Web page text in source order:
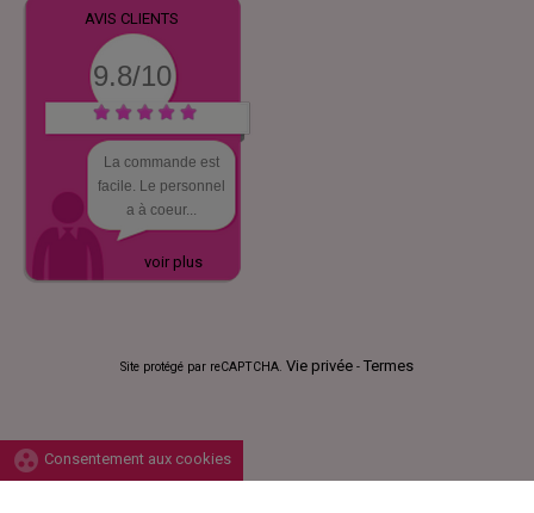
AVIS CLIENTS
9.8/10
La commande est
facile. Le personnel
a à coeur...
voir plus
Site protégé par reCAPTCHA. Vie privée - Termes
group_work Consentement aux cookies